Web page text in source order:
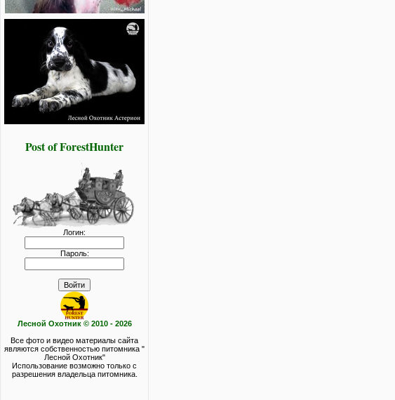
Post of ForestHunter
Логин:
Пароль:
Лесной Охотник © 2010 - 2026
Все фото и видео материалы сайта
являются собственностью питомника "
Лесной Охотник"
Использование возможно только с
разрешения владельца питомника.